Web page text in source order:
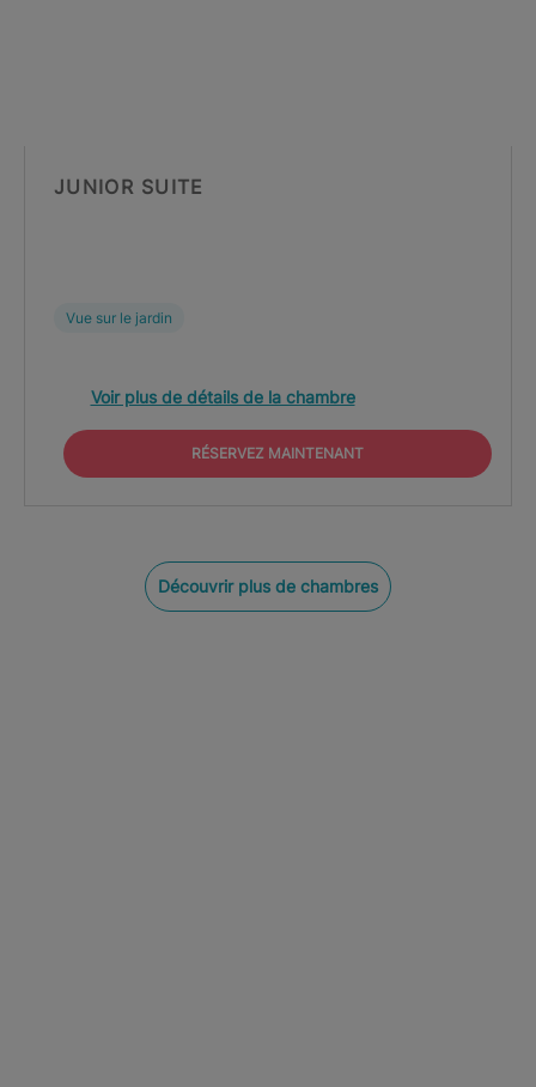
JUNIOR SUITE
Vue sur le jardin
Voir plus de détails de la chambre
RÉSERVEZ MAINTENANT
Découvrir plus de chambres